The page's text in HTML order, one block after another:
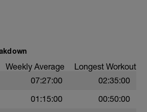
alta con apoyo en banco y
en las manos con los brazos
banco. Empuja con fuerza
y levanta los brazos con el
Weekly Average Longest Workout
07:27:00 02:35:00
01:15:00 00:50:00